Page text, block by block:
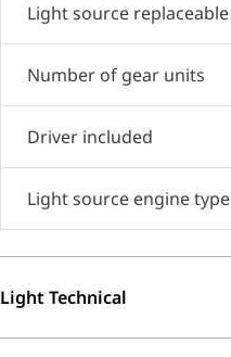
Light source replaceable
Number of gear units
Driver included
Light source engine type
Light Technical